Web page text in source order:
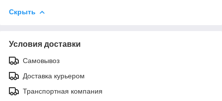
Скрыть
Условия доставки
Самовывоз
Доставка курьером
Транспортная компания